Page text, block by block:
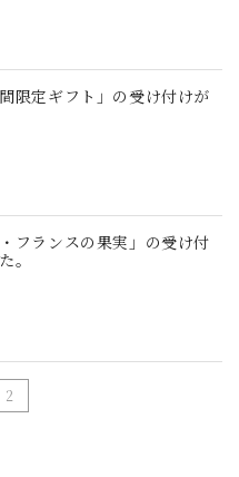
限定ギフト」の受け付けが
フランスの果実」の受け付
。
2